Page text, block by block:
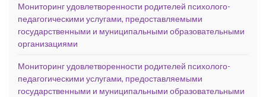
Мониторинг удовлетворенности родителей психолого-
педагогическими услугами, предоставляемыми
государственными и муниципальными образовательными
организациями
Мониторинг удовлетворенности родителей психолого-
педагогическими услугами, предоставляемыми
государственными и муниципальными образовательными